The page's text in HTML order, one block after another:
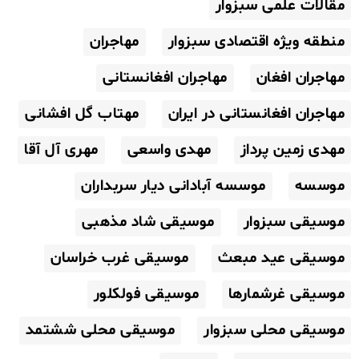
مقالات علمی سبزوار
منطقه ویژه اقتصادی سبزوار
مهاجران
مهاجران افغان
مهاجران افغانستانی
مهاجران افغانستانی در ایران
مهتاب گل افشانی
مهدی زمین پرداز
مهدی واسعی
مهری آل آقا
موسسه
موسسه آبادانی دیار سربداران
موسیقی سبزوار
موسیقی شاد مذهبی
موسیقی عید مبعث
موسیقی غرب خراسان
موسیقی غرشمارها
موسیقی فولکلور
موسیقی محلی سبزوار
موسیقی محلی ششتمد